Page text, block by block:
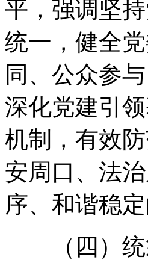
平 ， 强调坚
统一 ， 健全
同、公众参
深化党建引
机制
， 有效
安周口、法
序、和谐稳
（四）统